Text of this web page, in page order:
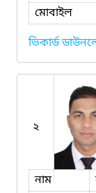
মোবাইল
ভিকার্ড
২
নাম